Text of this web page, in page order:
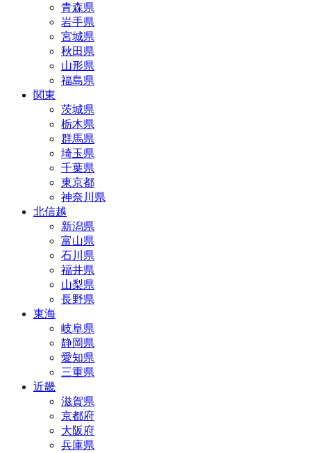
青森県
岩手県
宮城県
秋田県
山形県
福島県
関東
茨城県
栃木県
群馬県
埼玉県
千葉県
東京都
神奈川県
北信越
新潟県
富山県
石川県
福井県
山梨県
長野県
東海
岐阜県
静岡県
愛知県
三重県
近畿
滋賀県
京都府
大阪府
兵庫県